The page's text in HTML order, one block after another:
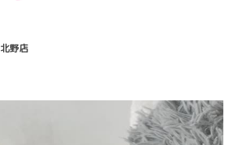
野店